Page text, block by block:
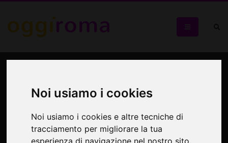
Noi usiamo i cookies
Noi usiamo i cookies e altre tecniche di
tracciamento per migliorare la tua
stornelli e versi della
tradizione d'autore
romanesca arrangiati in